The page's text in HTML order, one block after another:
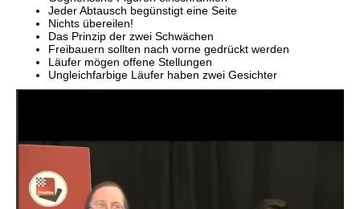
Jeder Abtausch begünstigt eine Seite
Nichts übereilen!
Das Prinzip der zwei Schwächen
Freibauern sollten nach vorne gedrückt werden
Läufer mögen offene Stellungen
Ungleichfarbige Läufer haben zwei Gesichter